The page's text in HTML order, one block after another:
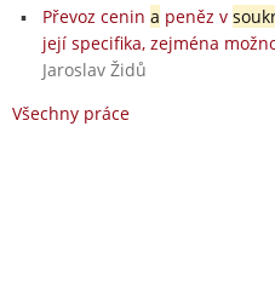
Převoz cenin a peněz v
její specifika, zejména
Jaroslav Židů
Všechny práce